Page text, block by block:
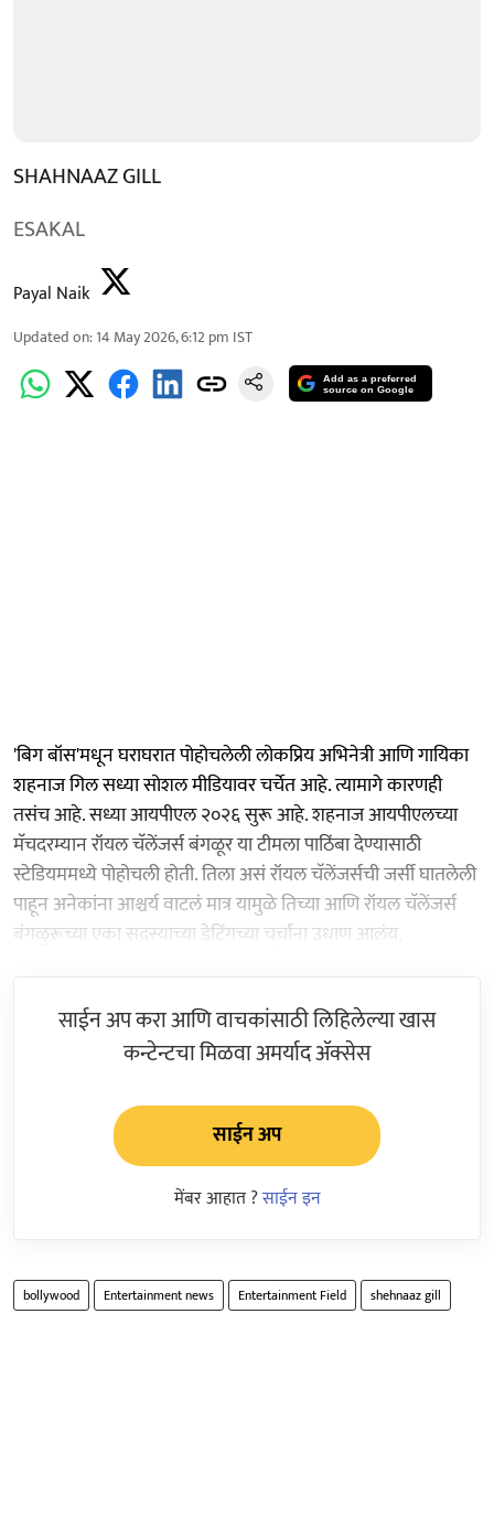
SHAHNAAZ GILL
ESAKAL
Payal Naik
Updated on:14 May 2026, 6:12 pm IST
Add as a preferred
source on Google
'बिग बॉस'मधून घराघरात पोहोचलेली लोकप्रिय अभिनेत्री आणि गायिका
शहनाज गिल सध्या सोशल मीडियावर चर्चेत आहे. त्यामागे कारणही
तसंच आहे. सध्या आयपीएल २०२६ सुरू आहे. शहनाज आयपीएलच्या
मॅचदरम्यान रॉयल चॅलेंजर्स बंगळूर या टीमला पाठिंबा देण्यासाठी
स्टेडियममध्ये पोहोचली होती. तिला असं रॉयल चॅलेंजर्सची जर्सी घातलेली
पाहून अनेकांना आश्चर्य वाटलं मात्र यामुळे तिच्या आणि रॉयल चॅलेंजर्स
बंगळुरूच्या एका सदस्याच्या डेटिंगच्या चर्चांना उधाण आलंय.
साईन अप करा आणि वाचकांसाठी लिहिलेल्या खास
कन्टेन्टचा मिळवा अमर्याद ॲक्सेस
साईन अप
मेंबर आहात ?साईन इन
bollywood Entertainment news Entertainment Field shehnaaz gill